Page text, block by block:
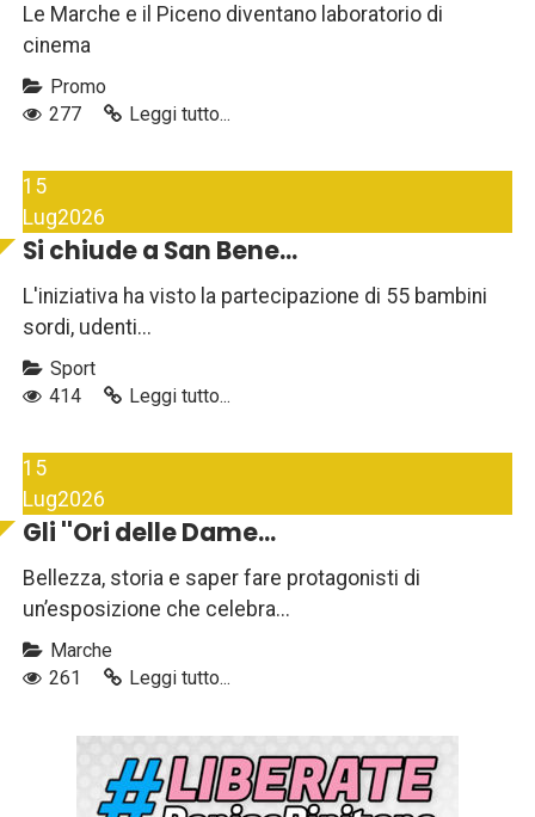
Le Marche e il Piceno diventano laboratorio di
cinema
Promo
277
Leggi tutto...
15
Lug2026
Si chiude a San Bene...
L'iniziativa ha visto la partecipazione di 55 bambini
sordi, udenti...
Sport
414
Leggi tutto...
15
Lug2026
Gli ''Ori delle Dame...
Bellezza, storia e saper fare protagonisti di
un’esposizione che celebra...
Marche
261
Leggi tutto...